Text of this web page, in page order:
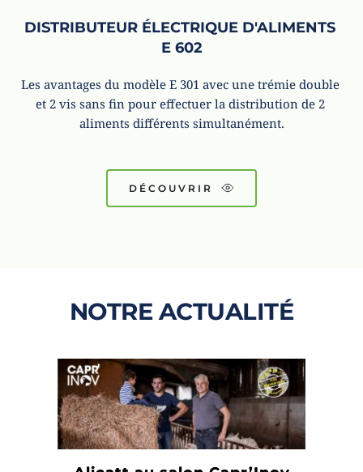
DISTRIBUTEUR ÉLECTRIQUE D'ALIMENTS
E 602
Les avantages du modèle E 301 avec une trémie double
et 2 vis sans fin pour effectuer la distribution de 2
aliments différents simultanément.
DÉCOUVRIR
NOTRE ACTUALITÉ